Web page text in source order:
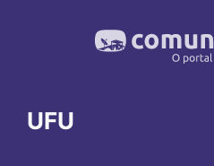
UFU